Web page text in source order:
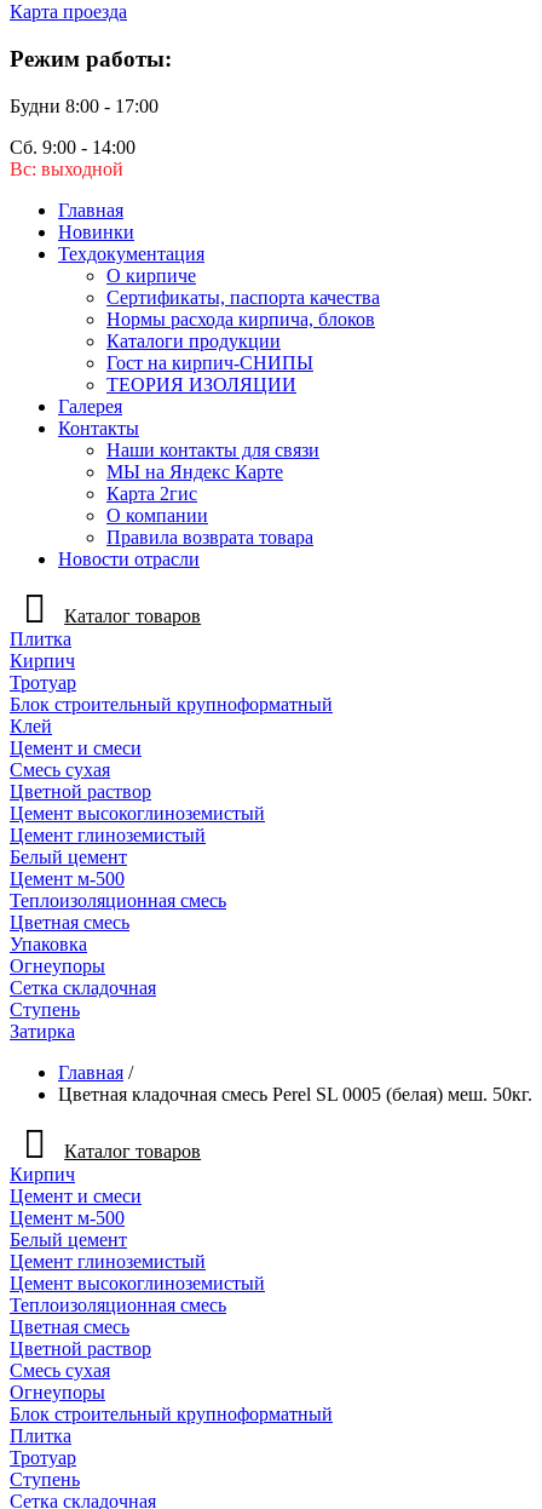
Карта проезда
Режим работы:
Будни 8:00 - 17:00
Сб. 9:00 - 14:00
Вс: выходной
Главная
Новинки
Техдокументация
О кирпиче
Сертификаты, паспорта качества
Нормы расхода кирпича, блоков
Каталоги продукции
Гост на кирпич-СНИПЫ
ТЕОРИЯ ИЗОЛЯЦИИ
Галерея
Контакты
Наши контакты для связи
МЫ на Яндекс Карте
Карта 2гис
О компании
Правила возврата товара
Новости отрасли
Каталог товаров
Плитка
Кирпич
Тротуар
Блок строительный крупноформатный
Клей
Цемент и смеси
Смесь сухая
Цветной раствор
Цемент высокоглиноземистый
Цемент глиноземистый
Белый цемент
Цемент м-500
Теплоизоляционная смесь
Цветная смесь
Упаковка
Огнеупоры
Сетка складочная
Ступень
Затирка
Главная /
Цветная кладочная смесь Perel SL 0005 (белая) меш. 50кг.
Каталог товаров
Кирпич
Цемент и смеси
Цемент м-500
Белый цемент
Цемент глиноземистый
Цемент высокоглиноземистый
Теплоизоляционная смесь
Цветная смесь
Цветной раствор
Смесь сухая
Огнеупоры
Блок строительный крупноформатный
Плитка
Тротуар
Ступень
Сетка складочная